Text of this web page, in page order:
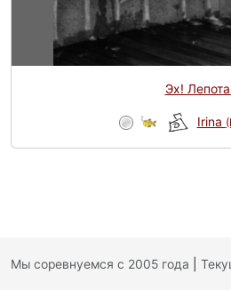
Эх!
Irina
Мы соревнуемся с 2005 года